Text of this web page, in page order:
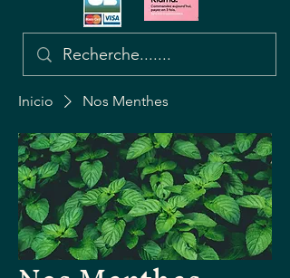
Inicio Nos Menthes